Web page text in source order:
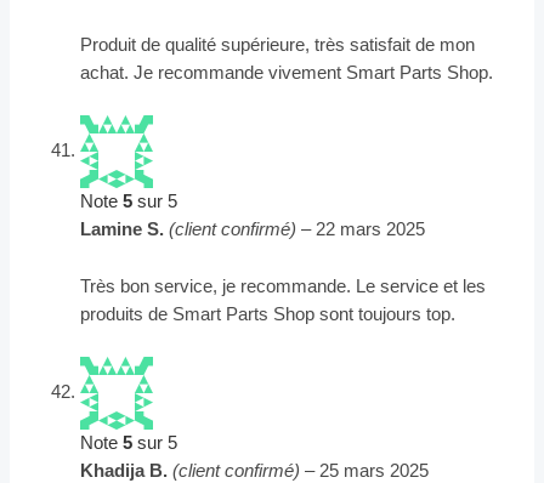
Produit de qualité supérieure, très satisfait de mon
achat. Je recommande vivement Smart Parts Shop.
Note5 sur 5
Lamine S.(client confirmé) – 22 mars 2025
Très bon service, je recommande. Le service et les
produits de Smart Parts Shop sont toujours top.
Note5 sur 5
Khadija B.(client confirmé) – 25 mars 2025